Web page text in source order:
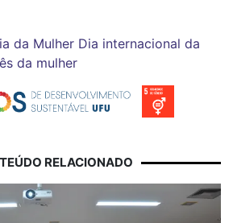
da Mulher Dia internacional da
da mulher
RELACIONADO